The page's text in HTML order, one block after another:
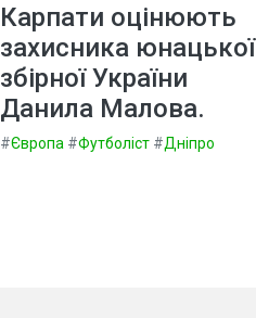
Карпати оцінюють
захисника юнацької
збірної України
Данила Малова.
#Європа #Футболіст #Дніпро